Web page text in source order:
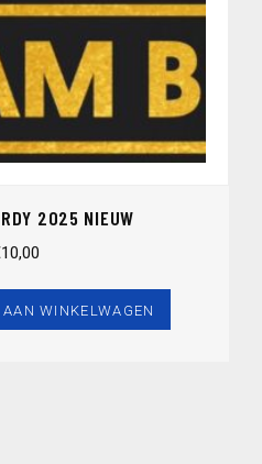
2025 NIEUW
10,00
WINKELWAGEN